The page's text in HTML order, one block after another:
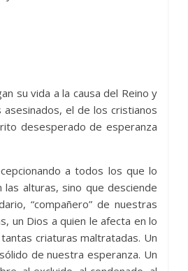
su vida a la causa del Reino y
el de los cristianos
desesperado de esperanza
a todos los que lo
alturas, sino que desciende
“compañero” de nuestras
un Dios a quien le afecta en lo
criaturas maltratadas. Un
de nuestra esperanza. Un